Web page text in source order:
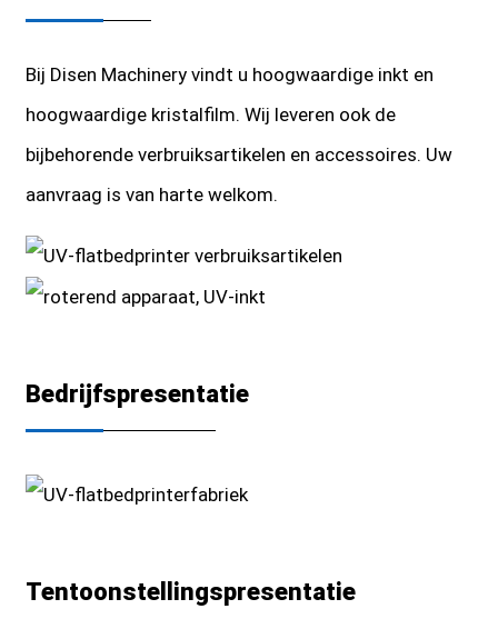
Bij Disen Machinery vindt u hoogwaardige inkt en
hoogwaardige kristalfilm. Wij leveren ook de
bijbehorende verbruiksartikelen en accessoires. Uw
aanvraag is van harte welkom.
Bedrijfspresentatie
Tentoonstellingspresentatie